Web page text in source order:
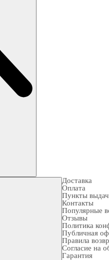
Доставка
Оплата
Пункты
Контакты
Популярные
Отзывы
Политика
Публичная
Правила
Согласие на
Гарантия